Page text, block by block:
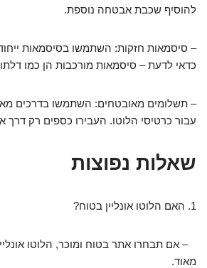
להוסיף שכבת אבטחה נוספת.
– סיסמאות חזקות: השתמשו בסיסמאות
כדאי לדעת – סיסמאות מורכבות הן כמו
– תשלומים מאובטחים: השתמשו בדרכים
עבור כרטיסי הלוטו. העבירו כספים רק דרך
שאלות נפוצות
1. האם הלוטו אונליין בטוח?
– אם תבחרו אתר בטוח ומוכר, הלוטו
מאוד.